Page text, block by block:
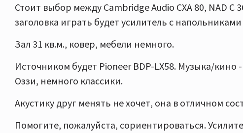
Стоит выбор между Cambridge Audio CXA 80, NAD C
заголовка играть будет усилитель с
Зал 31 кв.м., ковер, мебели немного.
Источником будет Pioneer BDP-LX58. Музыка/
Оззи, немного классики.
Акустику друг менять не хочет, она в отличном
Помогите, пожалуйста, сориентироваться.